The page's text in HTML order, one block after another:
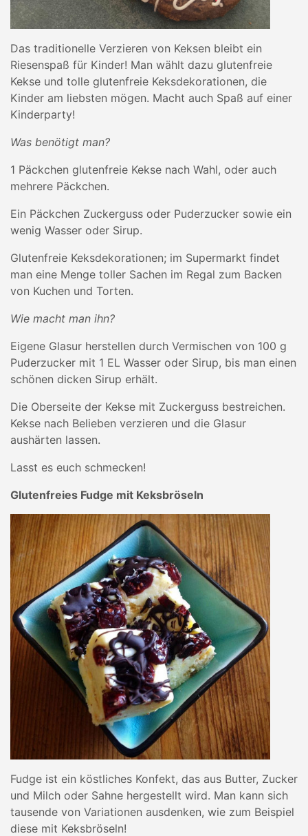
Das traditionelle Verzieren von Keksen bleibt ein
Riesenspaß für Kinder! Man wählt dazu glutenfreie
Kekse und tolle glutenfreie Keksdekorationen, die
Kinder am liebsten mögen. Macht auch Spaß auf einer
Kinderparty!
Was benötigt man?
1 Päckchen glutenfreie Kekse nach Wahl, oder auch
mehrere Päckchen.
Ein Päckchen Zuckerguss oder Puderzucker sowie ein
wenig Wasser oder Sirup.
Glutenfreie Keksdekorationen; im Supermarkt findet
man eine Menge toller Sachen im Regal zum Backen
von Kuchen und Torten.
Wie macht man ihn?
Eigene Glasur herstellen durch Vermischen von 100 g
Puderzucker mit 1 EL Wasser oder Sirup, bis man einen
schönen dicken Sirup erhält.
Die Oberseite der Kekse mit Zuckerguss bestreichen.
Kekse nach Belieben verzieren und die Glasur
aushärten lassen.
Lasst es euch schmecken!
Glutenfreies Fudge mit Keksbröseln
Fudge ist ein köstliches Konfekt, das aus Butter, Zucker
und Milch oder Sahne hergestellt wird. Man kann sich
tausende von Variationen ausdenken, wie zum Beispiel
diese mit Keksbröseln!